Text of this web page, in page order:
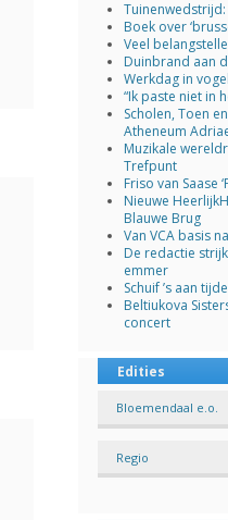
Boek over
Veel
Duinbrand aan
Werkdag in
“Ik paste niet in
Scholen, Toen
Atheneum
Muzikale
Trefpunt
Friso van Saase
Nieuwe
Blauwe Brug
Van VCA basis
De redactie
emmer
Schuif ’s aan
Beltiukova
concert
Edities
Bloemendaal e.o.
Regio